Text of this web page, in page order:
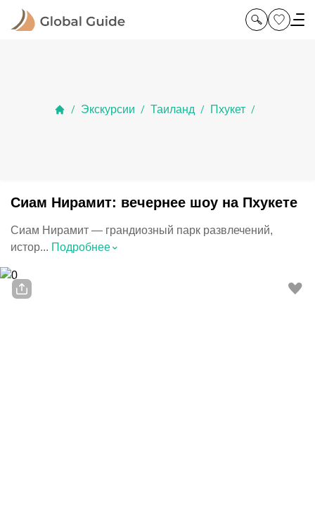
/ Экскурсии / Таиланд / Пхукет /
Сиам Нирамит: вечернее шоу на Пхукете
Сиам Нирамит — грандиозный парк развлечений,
истор... Подробнее⌃